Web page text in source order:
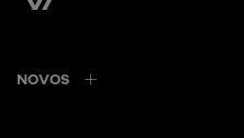
NOVOS